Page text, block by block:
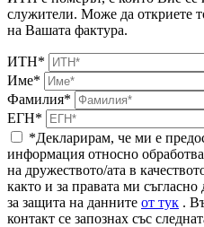
служители. Може да откриете
на Вашата фактура.
ИТН*
Име*
Фамилия*
ЕГН*
*Декларирам, че ми е
информация относно
на дружеството/ата в
както и за правата ми
за защита на данните от тук .
контакт се запознах със